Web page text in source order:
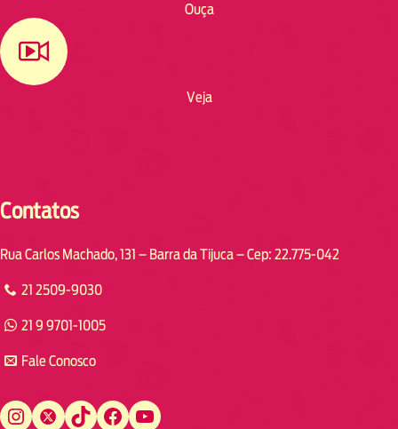
Ouça
Veja
Contatos
Rua Carlos Machado, 131 – Barra da Tijuca – Cep: 22.775-042
21 2509-9030
21 9 9701-1005
Fale Conosco
Instagram Twitter TikTok Facebook YouTube